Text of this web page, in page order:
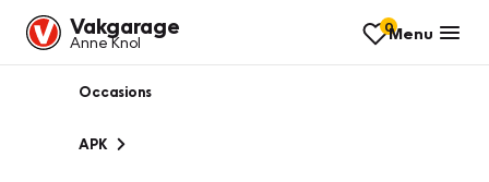
Vakgarage
Anne Knol
0Menu
Occasions
APK